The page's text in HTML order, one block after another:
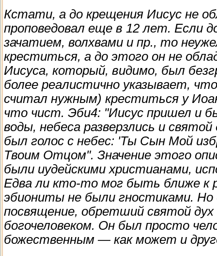
Кстати, а до крещения Иисус не
проповедовал еще в 12 лет. Если
зачатием, волхвами и пр., то
креститься, а до этого он не
Иисуса, который, видимо, был
более реалистично указывает,
считал нужным) креститься у
что чист. Эби4: "Иисус пришел и
воды, небеса разверзлись и
был голос с небес: 'Ты Сын Мой
Твоим Отцом". Значение этого
были иудейскими христианами,
Едва ли кто-то мог быть ближе к
эбиониты не были гностиками.
посвящение, обретший святой
богочеловеком. Он был просто
божественным — как может и